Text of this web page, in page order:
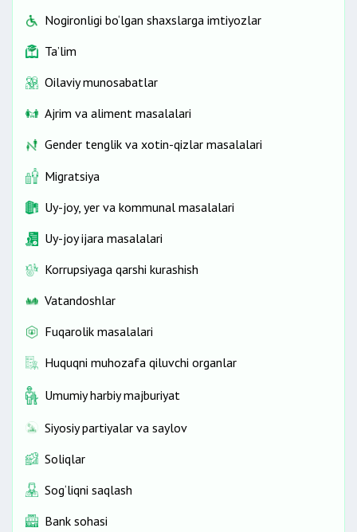
Nogironligi bo‘lgan shaxslarga imtiyozlar
Ta’lim
Oilaviy munosabatlar
Ajrim va aliment masalalari
Gender tenglik va xotin-qizlar masalalari
Migratsiya
Uy-joy, yer va kommunal masalalari
Uy-joy ijara masalalari
Korrupsiyaga qarshi kurashish
Vatandoshlar
Fuqarolik masalalari
Huquqni muhozafa qiluvchi organlar
Umumiy harbiy majburiyat
Siyosiy partiyalar va saylov
Soliqlar
Sog‘liqni saqlash
Bank sohasi